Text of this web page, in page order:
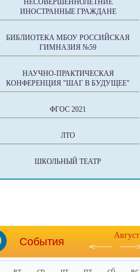
НЕСОВЕРШЕННОЛЕТНИЕ
ИНОСТРАННЫЕ ГРАЖДАНЕ
БИБЛИОТЕКА МБОУ РОССИЙСКАЯ
ГИМНАЗИЯ №59
НАУЧНО-ПРАКТИЧЕСКАЯ
КОНФЕРЕНЦИЯ "ШАГ В БУДУЩЕЕ"
ФГОС 2021
ЛТО
ШКОЛЬНЫЙ ТЕАТР
События
Август